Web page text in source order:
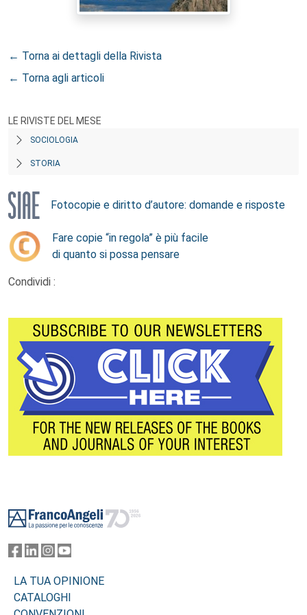
← Torna ai dettagli della Rivista
← Torna agli articoli
LE RIVISTE DEL MESE
SOCIOLOGIA
STORIA
Fotocopie e diritto d’autore: domande e risposte
Fare copie “in regola” è più facile
di quanto si possa pensare
Condividi :
LA TUA OPINIONE
CATALOGHI